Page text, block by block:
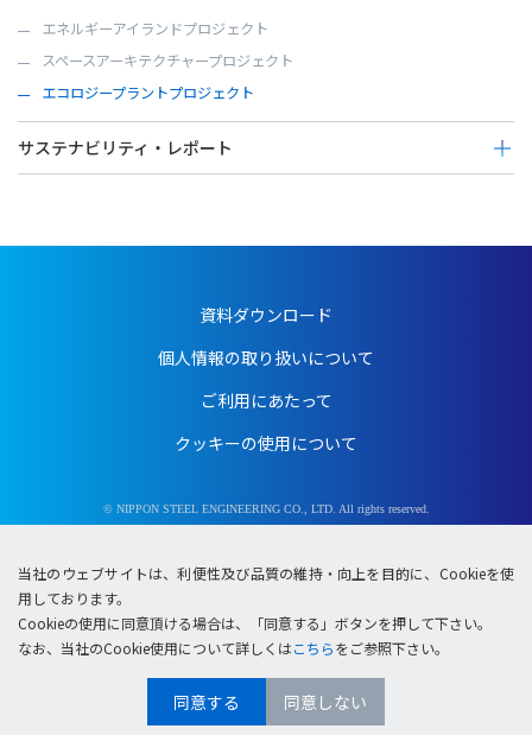
地球環境保全
災害復興支援
寄付・寄贈など
エネルギーアイランドプロジェクト
スペースアーキテクチャープロジェクト
エコロジープラントプロジェクト
サステナビリティ・レポート
Sustainability Report 2023（2022/4～2023/3）
Sustainability Report 2021（2020/4～2021/3）
Sustainability Report 2020（2019/4～2020/3）
CSR報告書2018（2017/4～2018/3）
CSR報告書2017（2016/4～2017/3）
CSR報告書2015（2014/4～2015/3）
CSR報告書2012（2012/4～2013/3）
CSR報告書2011（2011/4～2012/3）
CSR報告書2010（2010/4～2011/3）
資料ダウンロード
個人情報の取り扱いについて
ご利用にあたって
クッキーの使用について
© NIPPON STEEL ENGINEERING CO., LTD. All rights reserved.
当社のウェブサイトは、利便性及び品質の維持・向上を目的に、Cookieを使
用しております。
Cookieの使用に同意頂ける場合は、「同意する」ボタンを押して下さい。
なお、当社のCookie使用について詳しくはこちらをご参照下さい。
同意する 同意しない